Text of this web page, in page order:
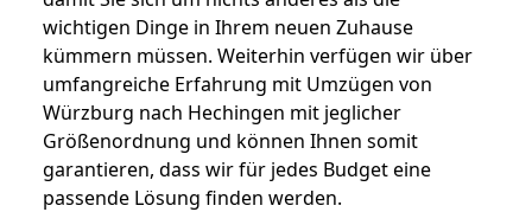
wichtigen Dinge in Ihrem neuen Zuhause
kümmern müssen. Weiterhin verfügen wir über
umfangreiche Erfahrung mit Umzügen von
Würzburg nach Hechingen mit jeglicher
Größenordnung und können Ihnen somit
garantieren, dass wir für jedes Budget eine
passende Lösung finden werden.